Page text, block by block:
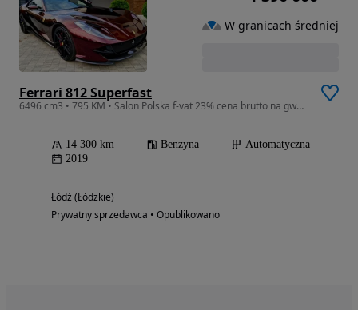
Ferrari 812 Superfast
6496 cm3 • 795 KM • Salon Polska f-vat 23% cena brutto na gwarancji Lift
14 300 km Benzyna
Automatyczna
2019
Łódź (Łódzkie)
Prywatny sprzedawca • Opublikowano
W granicach średniej